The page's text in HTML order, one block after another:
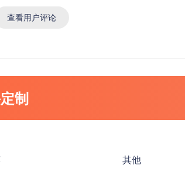
查看用户评论
制
其他